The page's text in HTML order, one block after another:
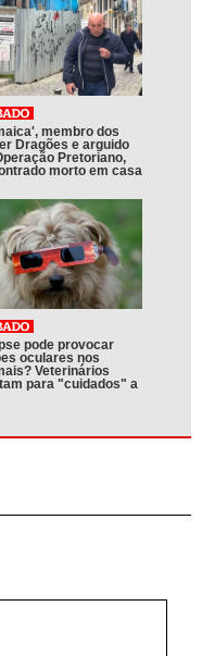
membro dos
Dragões e arguido
Pretoriano,
morto em casa
pode provocar
oculares nos
Veterinários
para "cuidados" a